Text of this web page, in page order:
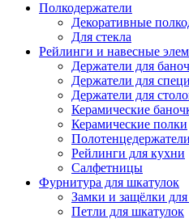
Полкодержатели
Декоративные
Для стекла
Рейлинги и навесные
Держатели для
Держатели для
Держатели для
Керамические
Керамические полки
Полотенцедержатели
Рейлинги для кухни
Салфетницы
Фурнитура для шкатулок
Замки и защёлки
Петли для шкатулок